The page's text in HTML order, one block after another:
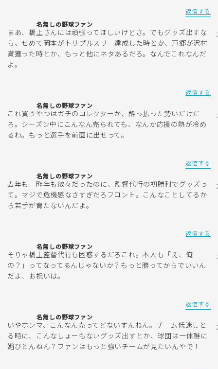
返信する
名無しの野球ファン
まあ、橋上さんには頑張ってほしいけどさ。でもグッズ出すな
ら、せめて岡本がトリプルスリー達成した時とか、戸郷が沢村
賞獲った時とか、もっと他にネタあるだろ。なんでこれなんだ
よ。
返信する
名無しの野球ファン
これ買うやつはガチのコレクターか、酔っ払った勢いだけだ
ろ。シーズン中にこんなん売られても、なんか応援の熱が冷め
るわ。もっと選手を前面に出せって。
返信する
名無しの野球ファン
去年も一昨年も散々だったのに、監督代行の初勝利でグッズっ
て。マジで危機感なさすぎだろフロント。こんなことしてるか
ら若手が育たないんだよ。
返信する
名無しの野球ファン
そりゃ橋上監督代行も困惑するだろこれ。本人も「え、俺
の？」ってなってるんじゃないか？もっと勝ってからでいいん
だよ、お祝いは。
返信する
名無しの野球ファン
いやホンマ、こんなん売ってどないすんねん。チーム低迷しと
る時に、こんなしょーもないグッズ出すとか、球団は一体誰に
媚びとんねん？ファンはもっと強いチームが見たいんやで！